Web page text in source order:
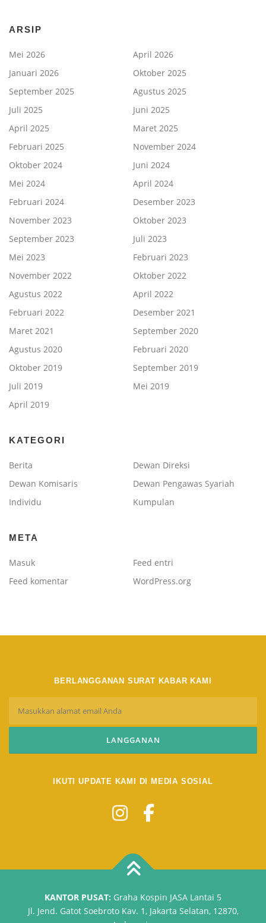
ARSIP
Mei 2026
April 2026
Januari 2026
Oktober 2025
September 2025
Agustus 2025
Juli 2025
Juni 2025
April 2025
Maret 2025
Februari 2025
November 2024
Oktober 2024
Juni 2024
Mei 2024
April 2024
Februari 2024
Desember 2023
November 2023
Oktober 2023
September 2023
Juli 2023
Mei 2023
Februari 2023
November 2022
Oktober 2022
Agustus 2022
April 2022
Februari 2022
Desember 2021
Maret 2021
September 2020
Agustus 2020
Februari 2020
Oktober 2019
September 2019
Juli 2019
Mei 2019
April 2019
KATEGORI
Berita
Dewan Direksi
Dewan Komisaris
Dewan Pengawas Syariah
Individu
Kumpulan
META
Masuk
Feed entri
Feed komentar
WordPress.org
BERLANGGANAN SURAT KABAR KAMI
IKUTI UPDATE KAMI DI MEDIA SOSIAL
KANTOR PUSAT: Graha Kospin JASA Lantai 5
Jl. Jend. Gatot Soebroto Kav. 1, Jakarta Selatan, 12870,